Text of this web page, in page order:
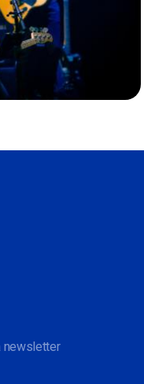
newsletter